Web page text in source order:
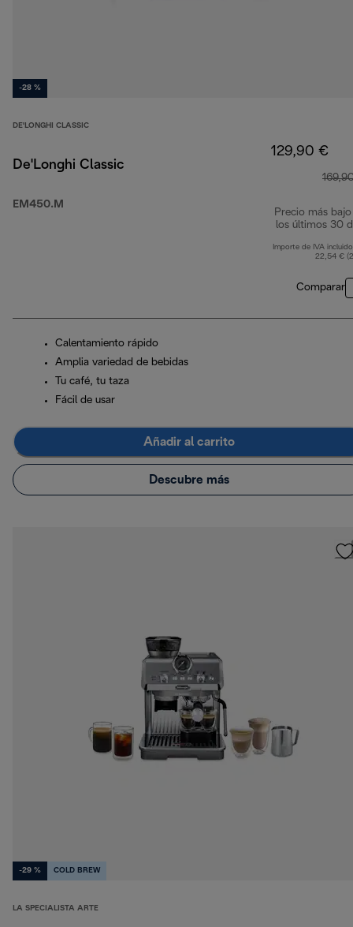
-28 %
DE'LONGHI CLASSIC
De'Longhi Classic
EM450.M
129,90 €
Precio más bajo
los últimos 30
Importe de IVA
22,54 €
Comparar
Calentamiento rápido
Amplia variedad de bebidas
Tu café, tu taza
Fácil de usar
Añadir al carrito
Descubre más
-29 % COLD BREW
LA SPECIALISTA ARTE